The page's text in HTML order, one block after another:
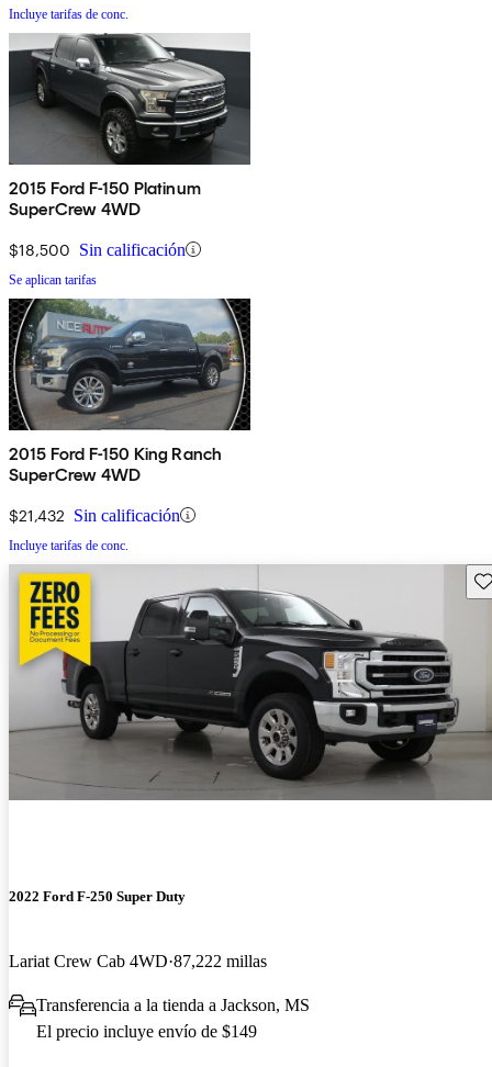
Incluye tarifas de conc.
2015 Ford F-150 Platinum
SuperCrew 4WD
$18,500 Sin calificación
Se aplican tarifas
2015 Ford F-150 King Ranch
SuperCrew 4WD
$21,432 Sin calificación
Incluye tarifas de conc.
2022 Ford F-250 Super Duty
Lariat Crew Cab 4WD 87,222 millas
Transferencia a la tienda a Jackson, MS
El precio incluye envío de $149